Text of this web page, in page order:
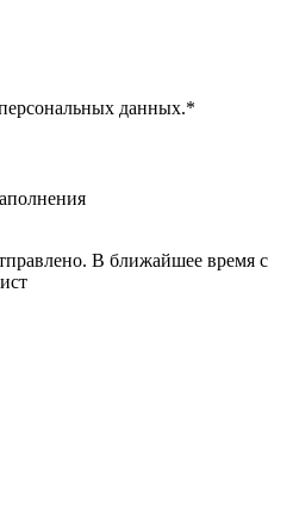
данных.*
В ближайшее время с